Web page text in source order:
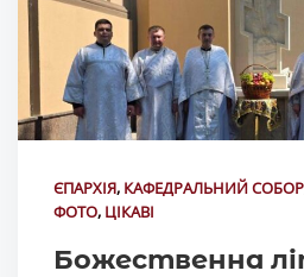
ЄПАРХІЯ, КАФЕДРАЛЬНИЙ СОБОР
ФОТО, ЦІКАВІ
Божественна